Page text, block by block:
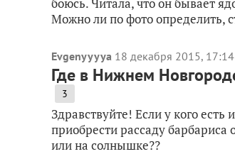
Можно ли по фото определить,
Evgenyyyya 18 декабря 2015, 17:14
Где в Нижнем
3
Здравствуйте! Если у кого
приобрести рассаду барбариса
или на солнышке??